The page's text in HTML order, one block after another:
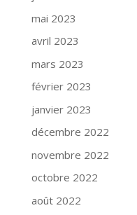
mai 2023
avril 2023
mars 2023
février 2023
janvier 2023
décembre 2022
novembre 2022
octobre 2022
août 2022